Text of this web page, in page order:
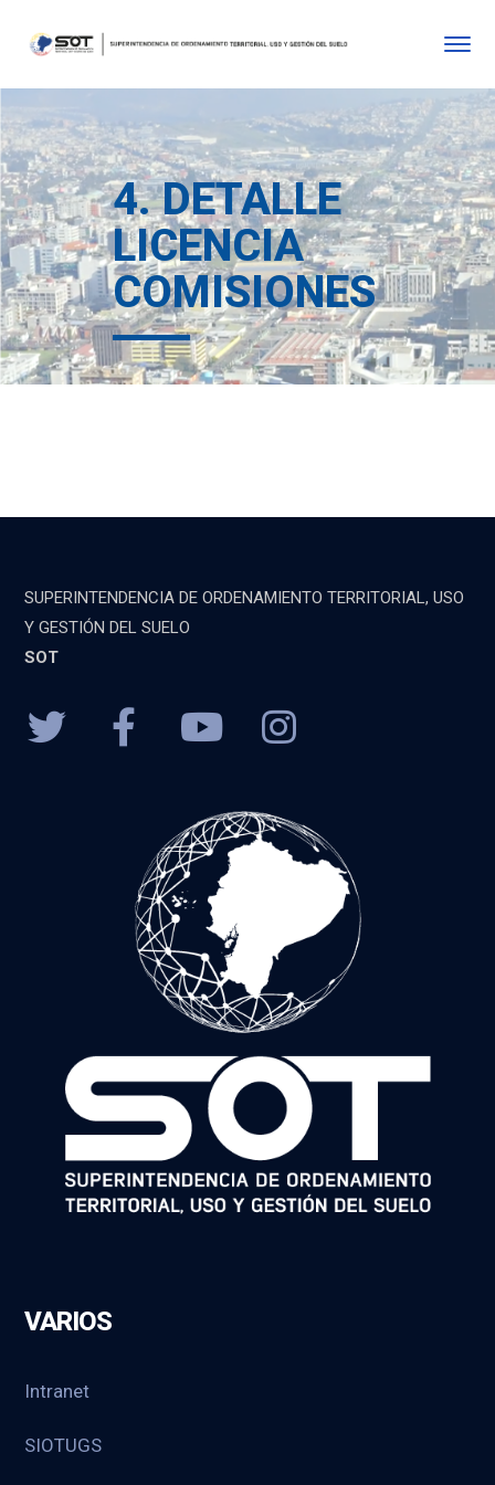
4. DETALLE
LICENCIA
COMISIONES
SUPERINTENDENCIA DE ORDENAMIENTO TERRITORIAL, USO
Y GESTIÓN DEL SUELO
SOT
VARIOS
Intranet
SIOTUGS